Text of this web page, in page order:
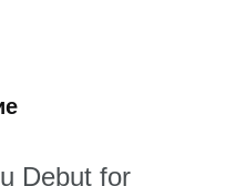
Debut for